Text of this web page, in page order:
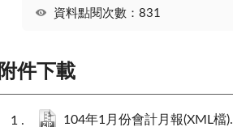
資料點閱次數：831
附件下載
104年1月份會計月報(XML檔